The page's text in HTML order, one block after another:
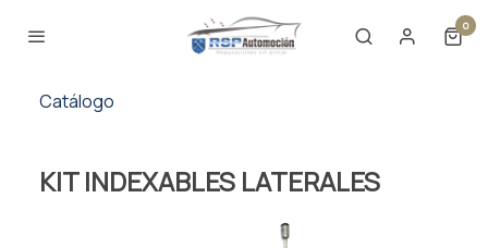
0
Catálogo
KIT INDEXABLES LATERALES